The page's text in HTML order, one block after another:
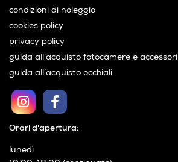
Orari d'apertura:
lunedì
condizioni di noleggio
cookies policy
privacy policy
guida all’acquisto fotocamere e accessori
guida all’acquisto occhiali